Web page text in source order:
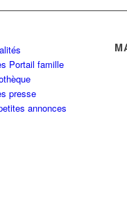
Portail famille
presse
annonces